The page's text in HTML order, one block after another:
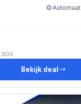
Automaat
Bekijk deal